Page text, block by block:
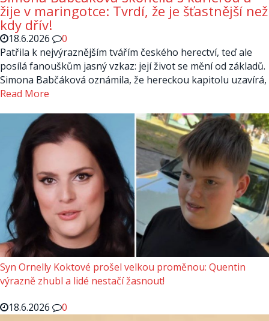
žije v maringotce: Tvrdí, že je šťastnější než
kdy dřív!
18.6.2026
0
Patřila k nejvýraznějším tvářím českého herectví, teď ale
posílá fanouškům jasný vzkaz: její život se mění od základů.
Simona Babčáková oznámila, že hereckou kapitolu uzavírá,
Read More
Syn Ornelly Koktové prošel velkou proměnou: Quentin
výrazně zhubl a lidé nestačí žasnout!
18.6.2026
0